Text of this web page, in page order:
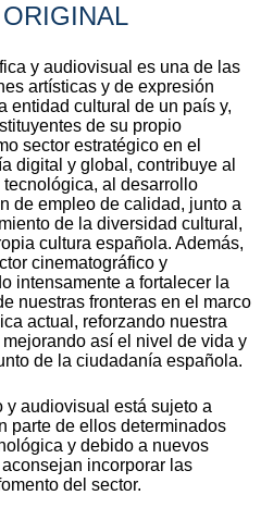
y audiovisual es una de las
artísticas y de expresión
entidad cultural de un país y,
de su propio
sector estratégico en el
digital y global, contribuye al
al desarrollo
de empleo de calidad, junto a
de la diversidad cultural,
cultura española. Además,
cinematográfico y
intensamente a fortalecer la
nuestras fronteras en el marco
actual, reforzando nuestra
así el nivel de vida y
de la ciudadanía española.
y audiovisual está sujeto a
parte de ellos determinados
y debido a nuevos
incorporar las
del sector.